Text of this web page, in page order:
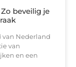
beveilig je
van Nederland
van
en een